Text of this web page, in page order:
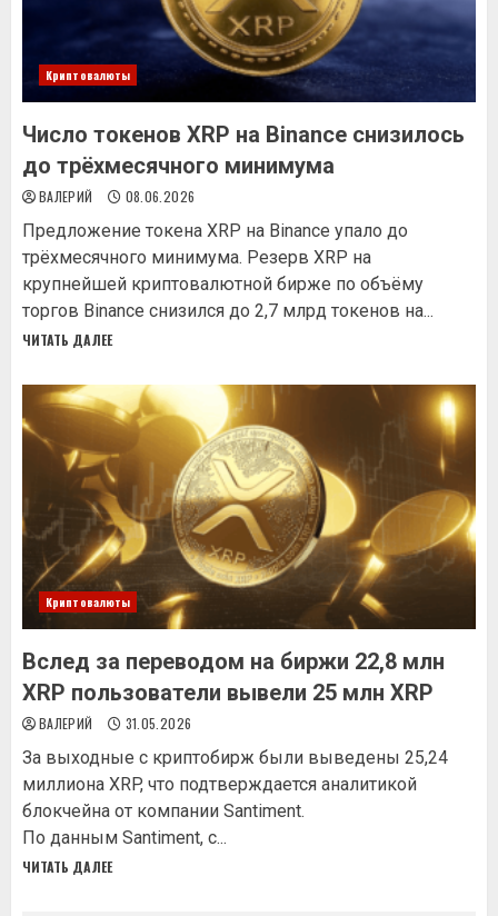
Криптовалюты
Число токенов XRP на Binance снизилось
до трёхмесячного минимума
ВАЛЕРИЙ 08.06.2026
Предложение токена XRP на Binance упало до
трёхмесячного минимума. Резерв XRP на
крупнейшей криптовалютной бирже по объёму
торгов Binance снизился до 2,7 млрд токенов на...
ЧИТАТЬ ДАЛЕЕ
Криптовалюты
Вслед за переводом на биржи 22,8 млн
XRP пользователи вывели 25 млн XRP
ВАЛЕРИЙ 31.05.2026
За выходные с криптобирж были выведены 25,24
миллиона XRP, что подтверждается аналитикой
блокчейна от компании Santiment.
По данным Santiment, с...
ЧИТАТЬ ДАЛЕЕ